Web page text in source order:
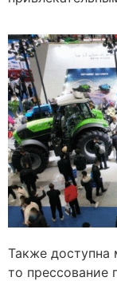
Также доступна
то прессование